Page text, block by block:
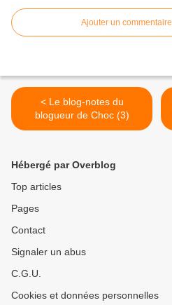
Ajouter un commentaire
< Le blog-notes du
blogueur de Choc (3)
Hébergé par Overblog
Top articles
Pages
Contact
Signaler un abus
C.G.U.
Cookies et données personnelles